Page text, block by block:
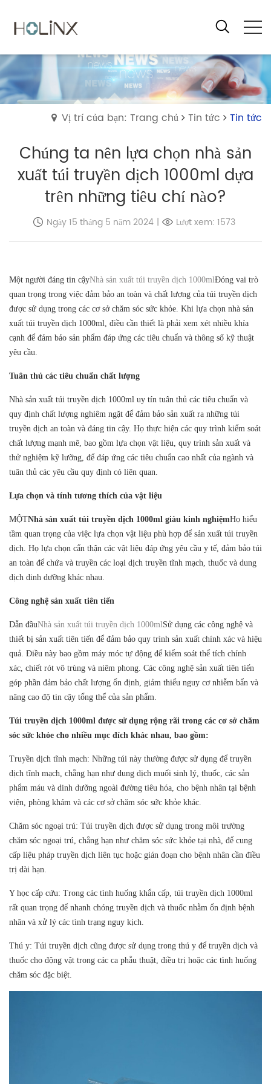
Vị trí của bạn: Trang chủ Tin tức Tin tức
Chúng ta nên lựa chọn nhà sản
xuất túi truyền dịch 1000ml dựa
trên những tiêu chí nào?
Ngày 15 tháng 5 năm 2024 | Lượt xem: 1573
Một người đáng tin cậyNhà sản xuất túi truyền dịch 1000mlĐóng vai trò
quan trọng trong việc đảm bảo an toàn và chất lượng của túi truyền dịch
được sử dụng trong các cơ sở chăm sóc sức khỏe. Khi lựa chọn nhà sản
xuất túi truyền dịch 1000ml, điều cần thiết là phải xem xét nhiều khía
cạnh để đảm bảo sản phẩm đáp ứng các tiêu chuẩn và thông số kỹ thuật
yêu cầu.
Tuân thủ các tiêu chuẩn chất lượng
Nhà sản xuất túi truyền dịch 1000ml uy tín tuân thủ các tiêu chuẩn và
quy định chất lượng nghiêm ngặt để đảm bảo sản xuất ra những túi
truyền dịch an toàn và đáng tin cậy. Họ thực hiện các quy trình kiểm soát
chất lượng mạnh mẽ, bao gồm lựa chọn vật liệu, quy trình sản xuất và
thử nghiệm kỹ lưỡng, để đáp ứng các tiêu chuẩn cao nhất của ngành và
tuân thủ các yêu cầu quy định có liên quan.
Lựa chọn và tính tương thích của vật liệu
MỘTNhà sản xuất túi truyền dịch 1000ml giàu kinh nghiệmHọ hiểu
tầm quan trọng của việc lựa chọn vật liệu phù hợp để sản xuất túi truyền
dịch. Họ lựa chọn cẩn thận các vật liệu đáp ứng yêu cầu y tế, đảm bảo túi
an toàn để chứa và truyền các loại dịch truyền tĩnh mạch, thuốc và dung
dịch dinh dưỡng khác nhau.
Công nghệ sản xuất tiên tiến
Dẫn đầuNhà sản xuất túi truyền dịch 1000mlSử dụng các công nghệ và
thiết bị sản xuất tiên tiến để đảm bảo quy trình sản xuất chính xác và hiệu
quả. Điều này bao gồm máy móc tự động để kiểm soát thể tích chính
xác, chiết rót vô trùng và niêm phong. Các công nghệ sản xuất tiên tiến
góp phần đảm bảo chất lượng ổn định, giảm thiểu nguy cơ nhiễm bẩn và
nâng cao độ tin cậy tổng thể của sản phẩm.
Túi truyền dịch 1000ml được sử dụng rộng rãi trong các cơ sở chăm
sóc sức khỏe cho nhiều mục đích khác nhau, bao gồm:
Truyền dịch tĩnh mạch: Những túi này thường được sử dụng để truyền
dịch tĩnh mạch, chẳng hạn như dung dịch muối sinh lý, thuốc, các sản
phẩm máu và dinh dưỡng ngoài đường tiêu hóa, cho bệnh nhân tại bệnh
viện, phòng khám và các cơ sở chăm sóc sức khỏe khác.
Chăm sóc ngoại trú: Túi truyền dịch được sử dụng trong môi trường
chăm sóc ngoại trú, chẳng hạn như chăm sóc sức khỏe tại nhà, để cung
cấp liệu pháp truyền dịch liên tục hoặc gián đoạn cho bệnh nhân cần điều
trị dài hạn.
Y học cấp cứu: Trong các tình huống khẩn cấp, túi truyền dịch 1000ml
rất quan trọng để nhanh chóng truyền dịch và thuốc nhằm ổn định bệnh
nhân và xử lý các tình trạng nguy kịch.
Thú y: Túi truyền dịch cũng được sử dụng trong thú y để truyền dịch và
thuốc cho động vật trong các ca phẫu thuật, điều trị hoặc các tình huống
chăm sóc đặc biệt.